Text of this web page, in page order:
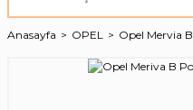
Anasayfa OPEL Opel Mervia B